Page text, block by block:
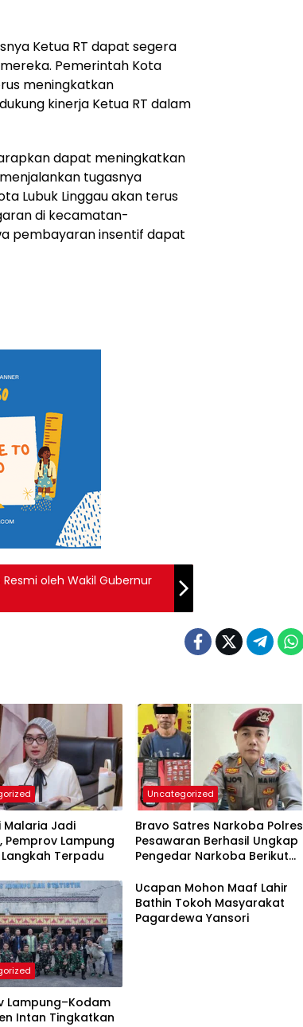
Ketua RT dapat segera
Pemerintah Kota
meningkatkan
kinerja Ketua RT dalam
dapat meningkatkan
tugasnya
Lubuk Linggau akan terus
di kecamatan-
pembayaran insentif dapat
oleh Wakil Gubernur
Malaria Jadi
Pemprov Lampung
Terpadu
Uncategorized
Bravo Satres Narkoba Polres
Pesawaran Berhasil Ungkap
Pengedar Narkoba Berikut
Lampung–Kodam
Intan Tingkatkan
Ucapan Mohon Maaf Lahir
Bathin Tokoh Masyarakat
Pagardewa Yansori